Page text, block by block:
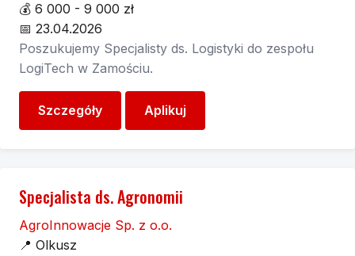
💰 6 000 - 9 000 zł
📅 23.04.2026
Poszukujemy Specjalisty ds. Logistyki do zespołu
LogiTech w Zamościu.
Szczegóły Aplikuj
Specjalista ds. Agronomii
AgroInnowacje Sp. z o.o.
📍 Olkusz